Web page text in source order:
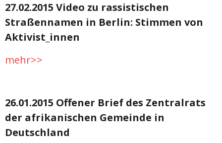
27.02.2015 Video zu rassistischen
Straßennamen in Berlin: Stimmen von
Aktivist_innen
mehr>>
26.01.2015 Offener Brief des Zentralrats
der afrikanischen Gemeinde in
Deutschland